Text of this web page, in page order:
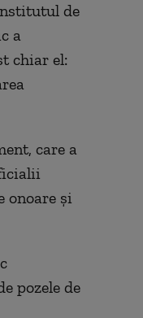
de
a
chiar el:
care a
onoare și
pozele de